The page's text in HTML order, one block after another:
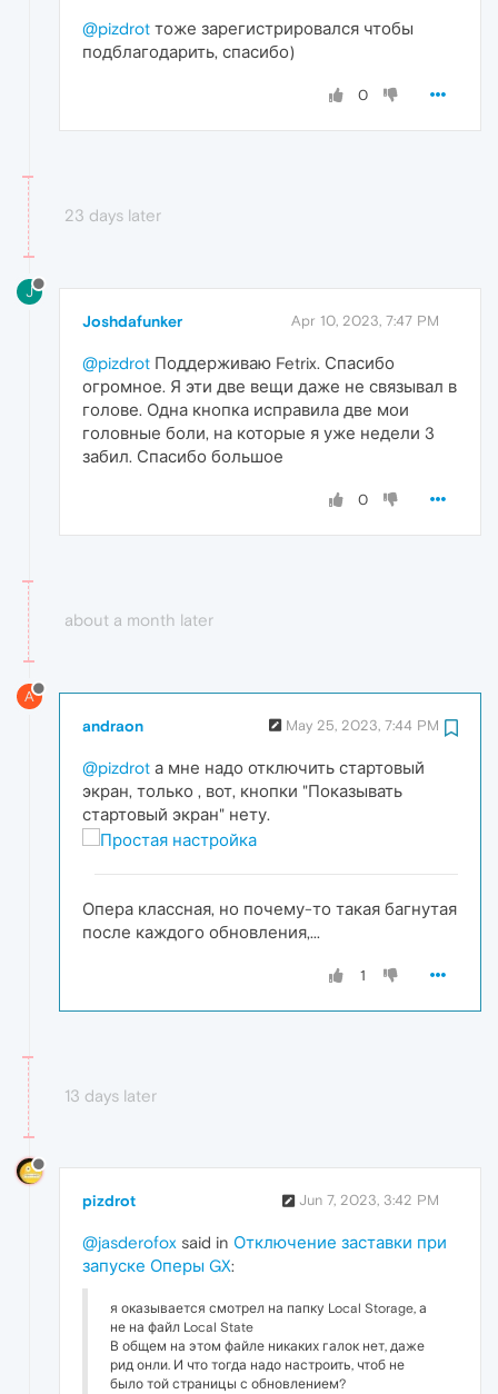
@pizdrot тоже зарегистрировался чтобы
подблагодарить, спасибо)
0
23 days later
J
Joshdafunker Apr 10, 2023, 7:47 PM
@pizdrot Поддерживаю Fetrix. Спасибо
огромное. Я эти две вещи даже не связывал в
голове. Одна кнопка исправила две мои
головные боли, на которые я уже недели 3
забил. Спасибо большое
0
about a month later
A
andraon May 25, 2023, 7:44 PM
@pizdrot а мне надо отключить стартовый
экран, только , вот, кнопки "Показывать
стартовый экран" нету.
Опера классная, но почему-то такая багнутая
после каждого обновления,...
1
13 days later
pizdrot Jun 7, 2023, 3:42 PM
@jasderofox said in Отключение заставки при
запуске Оперы GX:
я оказывается смотрел на папку Local Storage, а
не на файл Local State
В общем на этом файле никаких галок нет, даже
рид онли. И что тогда надо настроить, чтоб не
было той страницы с обновлением?